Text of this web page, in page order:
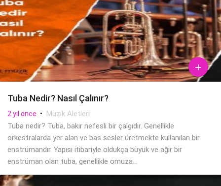

Tuba Nedir? Nasıl Çalınır?
2 yıl önce • Müzik Aletleri
Tuba nedir? Tuba, bakır nefesli bir çalgıdır. Genellikle
orkestralarda yer alan ve bas sesler üretmekte kullanılan bir
enstrümandır. Yapısı itibariyle oldukça büyük ve ağır bir
enstrüman olan tuba, genellikle omuza...